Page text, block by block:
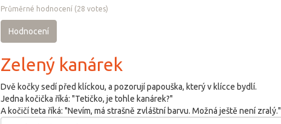
Průměrné hodnocení (28 votes)
Hodnocení
Zelený kanárek
Dvě kočky sedí před klíckou, a pozorují papouška, který v klícce bydlí.
Jedna kočička říká: "Tetičko, je tohle kanárek?"
A kočičí teta říká: "Nevím, má strašně zvláštní barvu. Možná ještě není zralý."